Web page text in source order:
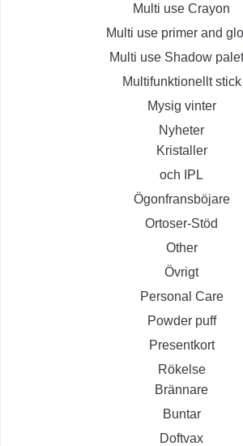
Multi use Crayon
Multi use primer and
Multi use Shadow
Multifunktionellt stick
Mysig vinter
Nyheter
Kristaller
och IPL
Ögonfransböjare
Ortoser-Stöd
Other
Övrigt
Personal Care
Powder puff
Presentkort
Rökelse
Brännare
Buntar
Doftvax